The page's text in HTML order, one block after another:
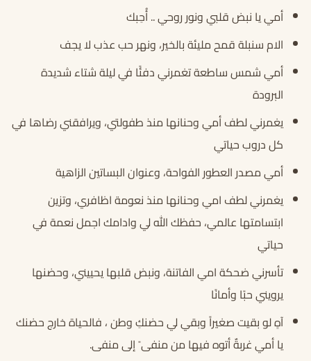
أمي يا نبض قلبي ونور روحي .. أُحِبك
الام سنبلة قمح مليئة بالخير، ونهر حب عذب لا يجف
أمي شمس ساطعة تغمرني دفئًا في ليلة شتاء شديدة
البرودة
يغمرني لطف أمي وحنانها منذ طفولتي، ويرافقني رضاها في
كل دروب حياتي
أمي مصدر العطور الفواحة، وعنوان البساتين الزاهية
يغمرني لطف امي وحنانها منذ نعومة اظافري، وتزين
ابتسامتها عالمي، حفظك الله لي وادامك اجمل نعمة في
حياتي
تأسرني ضحكة امي الفاتنة، ونبض قلبها يحييني، وحضنها
يرويني حبًا وأمانًا
آهٍ لو بقيت صغيراً وبقي لي حضنكِ وطن ، فالحياة خارج حضنك
يا أمي غربةٌ أتوه فيها من منفى ً إلى منفى.